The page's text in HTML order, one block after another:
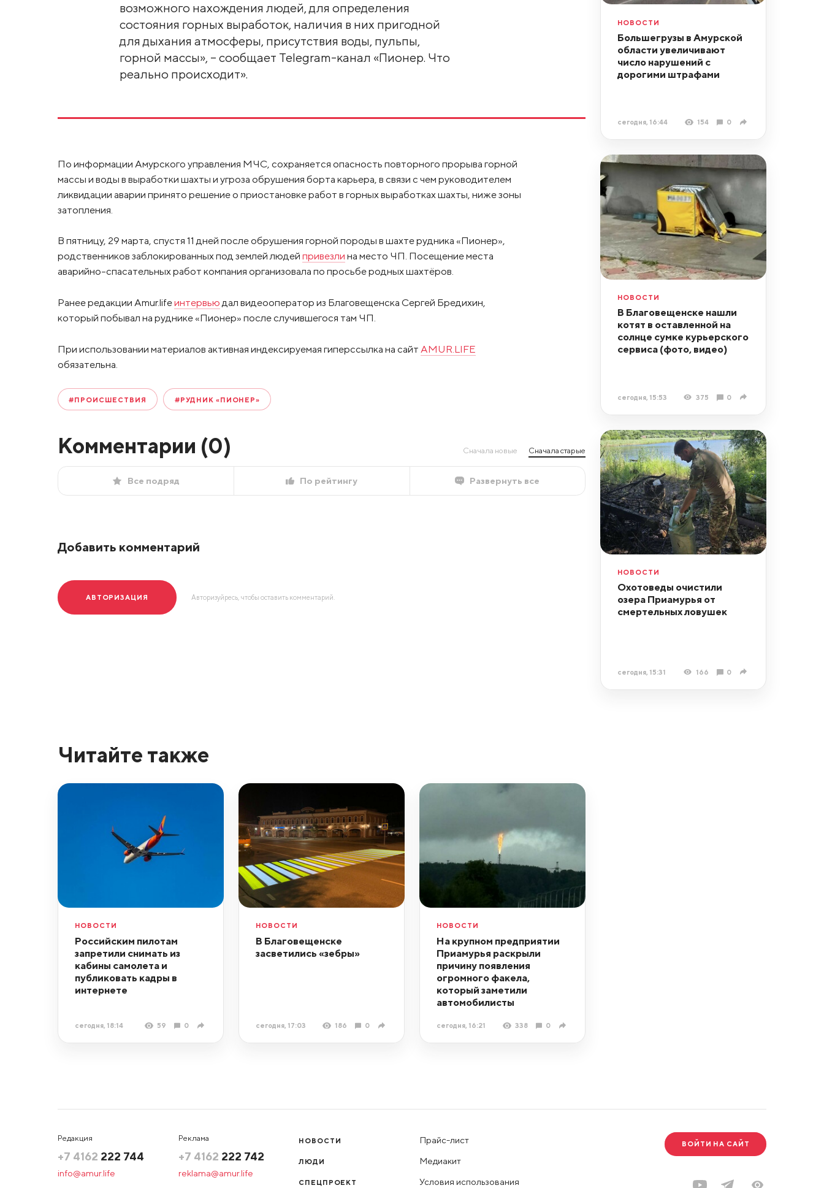
возможного нахождения людей, для определения
состояния горных выработок, наличия в них пригодной
для дыхания атмосферы, присутствия воды, пульпы,
горной массы», – сообщает Telegram-канал «Пионер. Что
реально происходит».
По информации Амурского управления МЧС, сохраняется опасность повторного прорыва горной
массы и воды в выработки шахты и угроза обрушения борта карьера, в связи с чем руководителем
ликвидации аварии принято решение о приостановке работ в горных выработках шахты, ниже зоны
затопления.
В пятницу, 29 марта, спустя 11 дней после обрушения горной породы в шахте рудника «Пионер»,
родственников заблокированных под землей людей привезли на место ЧП. Посещение места
аварийно-спасательных работ компания организовала по просьбе родных шахтёров.
Ранее редакции Amur.lifeинтервьюдал видеооператор из Благовещенска Сергей Бредихин,
который побывал на руднике «Пионер» после случившегося там ЧП.
При использовании материалов активная индексируемая гиперссылка на сайт AMUR.LIFE
обязательна.
#ПРОИСШЕСТВИЯ #РУДНИК «ПИОНЕР»
Комментарии (0) Сначала новые Сначала старые
Все подряд По рейтингу Развернуть все
Добавить комментарий
АВТОРИЗАЦИЯ Авторизуйресь, чтобы оставить комментарий.
НОВОСТИ
Большегрузы в Амурской
области увеличивают
число нарушений с
дорогими штрафами
сегодня, 16:44 154 0
НОВОСТИ
В Благовещенске нашли
котят в оставленной на
солнце сумке курьерского
сервиса (фото, видео)
сегодня, 15:53 375 0
НОВОСТИ
Охотоведы очистили
озера Приамурья от
смертельных ловушек
сегодня, 15:31 166 0
Читайте также
НОВОСТИ
Российским пилотам
запретили снимать из
кабины самолета и
публиковать кадры в
интернете
сегодня, 18:14 59 0
НОВОСТИ
В Благовещенске
засветились «зебры»
сегодня, 17:03 186 0
НОВОСТИ
На крупном предприятии
Приамурья раскрыли
причину появления
огромного факела,
который заметили
автомобилисты
сегодня, 16:21 338 0
Редакция
+7 4162 222 744
info@amur.life
Реклама
+7 4162 222 742
reklama@amur.life
НОВОСТИ
ЛЮДИ
СПЕЦПРОЕКТ
Прайс-лист
Медиакит
Условия использования
ВОЙТИ НА САЙТ